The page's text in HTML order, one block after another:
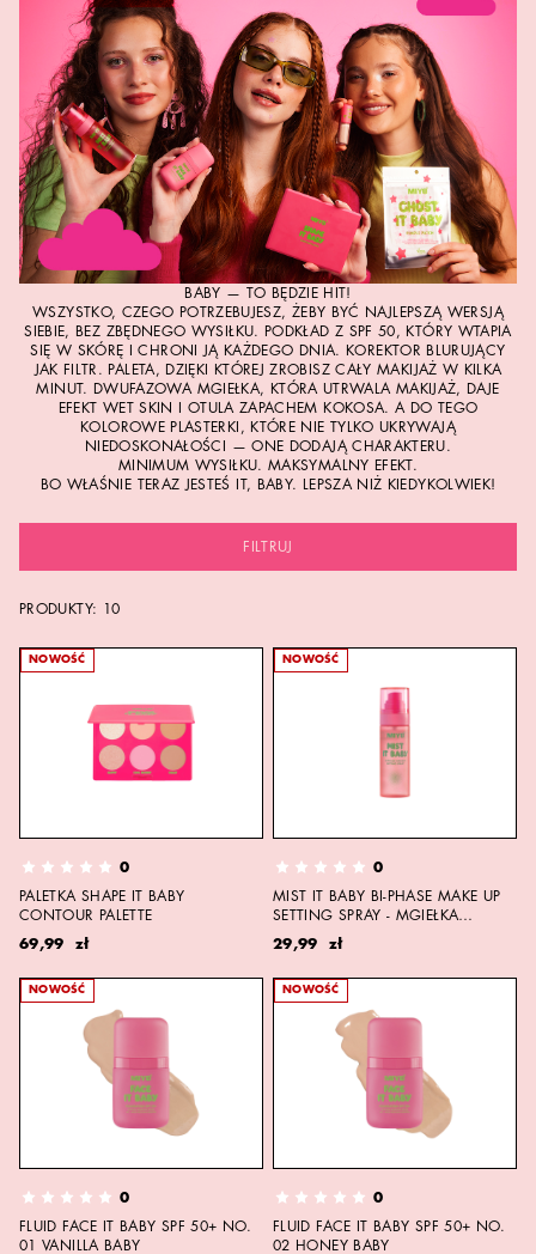
PRODUKTY: 10
NOWOŚĆ
0
PALETKA SHAPE IT BABY
CONTOUR PALETTE
69,99 zł
NOWOŚĆ
0
MIST IT BABY BI-PHASE MAKE UP
SETTING SPRAY - MGIEŁKA
UTRWALAJĄCA
29,99 zł
NOWOŚĆ
0
FLUID FACE IT BABY SPF 50+ NO.
01 VANILLA BABY
NOWOŚĆ
0
FLUID FACE IT BABY SPF 50+ NO.
02 HONEY BABY
BABY — TO BĘDZIE HIT!
WSZYSTKO, CZEGO POTRZEBUJESZ, ŻEBY BYĆ NAJLEPSZĄ WERSJĄ
SIEBIE, BEZ ZBĘDNEGO WYSIŁKU. PODKŁAD Z SPF 50, KTÓRY WTAPIA
SIĘ W SKÓRĘ I CHRONI JĄ KAŻDEGO DNIA. KOREKTOR BLURUJĄCY
JAK FILTR. PALETA, DZIĘKI KTÓREJ ZROBISZ CAŁY MAKIJAŻ W KILKA
MINUT. DWUFAZOWA MGIEŁKA, KTÓRA UTRWALA MAKIJAŻ, DAJE
EFEKT WET SKIN I OTULA ZAPACHEM KOKOSA. A DO TEGO
KOLOROWE PLASTERKI, KTÓRE NIE TYLKO UKRYWAJĄ
NIEDOSKONAŁOŚCI — ONE DODAJĄ CHARAKTERU.
MINIMUM WYSIŁKU. MAKSYMALNY EFEKT.
BO WŁAŚNIE TERAZ JESTEŚ IT, BABY. LEPSZA NIŻ KIEDYKOLWIEK!
FILTRUJ